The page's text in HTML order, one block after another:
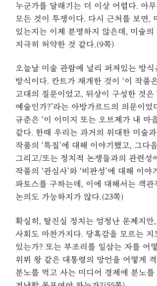
누군가를 달래기는 더 이상 어렵다. 아
모든 것이 투쟁이다. 다시 근처를 보면,
있는지는 이제 분명하지 않은데, 미술
지극히 허약한 것 같다.(9쪽)
오늘날 미술 관람에 널리 퍼져있는 방
방식이다. 칸트가 재개한 것이 ‘이 작품
고대의 질문이었고, 뒤샹이 구성한 것은
예술인가?’라는 아방가르드의 의문이었
규준은 ‘이 이미지 또는 오브제가 내 마
같다. 한때 우리는 과거의 위대한 미술
작품의 ‘특질’에 대해 이야기했고, 그다
그리고/또는 정치적 논쟁들과의 관련성
작품의 ‘관심사’와 ‘비판성’에 대해 이
파토스를 구하는데, 이에 대해서는 객
논의도 가능하지가 않다.(23쪽)
확실히, 탈진실 정치는 엄청난 문제지만
사회도 마찬가지다. 당혹감을 모르는
있는가? 또는 부조리를 일삼는 자를 어
위뷔 왕 같은 대통령의 망언을 어떻게
분노를 먹고 사는 미디어 경제에 분노